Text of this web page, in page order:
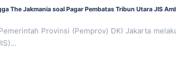
The Jakmania soal Pagar Pembatas Tribun Utara JIS
Provinsi (Pemprov) DKI Jakarta